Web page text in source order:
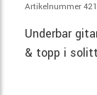
Artikelnummer
Underbar
& topp i